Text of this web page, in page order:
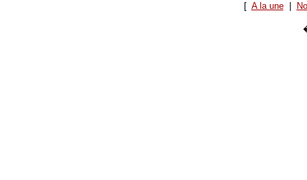
[ A la une|